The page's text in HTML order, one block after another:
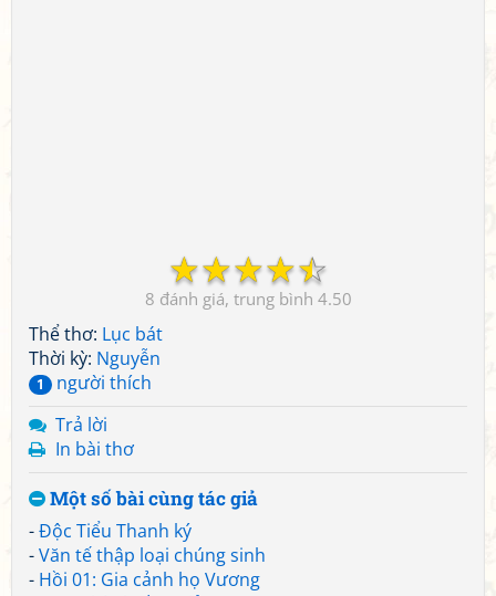
☆
☆
☆
☆
☆
8 4.50
Thể thơ: Lục bát
Thời kỳ: Nguyễn
1
người thích
Trả lời
In bài thơ
Một số bài cùng tác giả
-Độc Tiểu Thanh ký
-Văn tế thập loại chúng sinh
- Hồi 01: Gia cảnh họ Vương